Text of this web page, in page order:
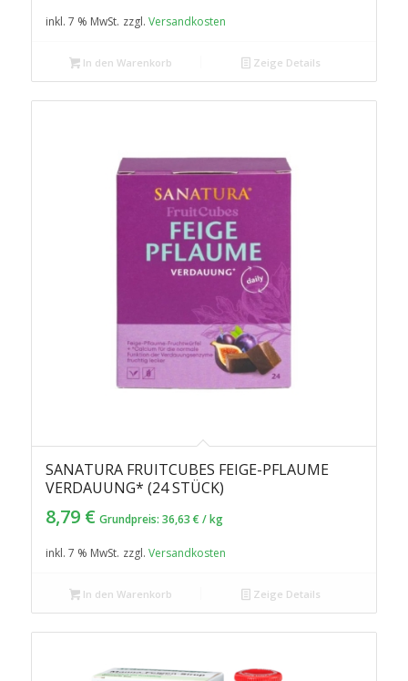
44,95 €
inkl. 7 % MwSt. zzgl. Versandkosten
In den Warenkorb Zeige Details
SANATURA FRUITCUBES FEIGE-PFLAUME
VERDAUUNG* (24 STÜCK)
8,79 € Grundpreis: 36,63 € /kg
inkl. 7 % MwSt. zzgl. Versandkosten
In den Warenkorb Zeige Details